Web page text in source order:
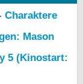
Charaktere
Mason
5 (Kinostart: